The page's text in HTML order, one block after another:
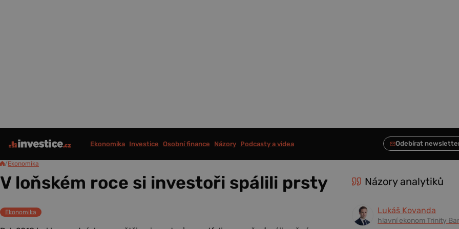
Ekonomika Investice Osobní finance Názory Podcasty a videa
/Ekonomika
V loňském roce si investoři spálili prsty
Ekonomika
Názory analytiků
Lukáš Kovanda
hlavní ekonom Trinity